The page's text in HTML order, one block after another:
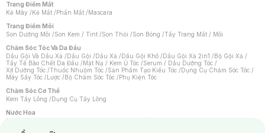
Trang Điểm Mắt
Kẻ Mày /Kẻ Mắt /Phấn Mắt /Mascara
Trang Điểm Môi
Son Dưỡng Môi /Son Kem / Tint /Son Thỏi /Son Bóng /Tẩy Trang Mắt / Môi
Chăm Sóc Tóc Và Da Đầu
Dầu Gội Và Dầu Xả /Dầu Gội /Dầu Xả /Dầu Gội Khô /Dầu Gội Xả 2in1 /Bộ Gội Xả /
Tẩy Tế Bào Chết Da Đầu /Mặt Nạ / Kem Ủ Tóc /Serum / Dầu Dưỡng Tóc /
Xịt Dưỡng Tóc /Thuốc Nhuộm Tóc /Sản Phẩm Tạo Kiểu Tóc /Dụng Cụ Chăm Sóc Tóc /
Máy Sấy Tóc /Lược /Bộ Chăm Sóc Tóc /Phụ Kiện Tóc
Chăm Sóc Cơ Thể
Kem Tẩy Lông /Dụng Cụ Tẩy Lông
Nước Hoa
Nước Hoa Nữ